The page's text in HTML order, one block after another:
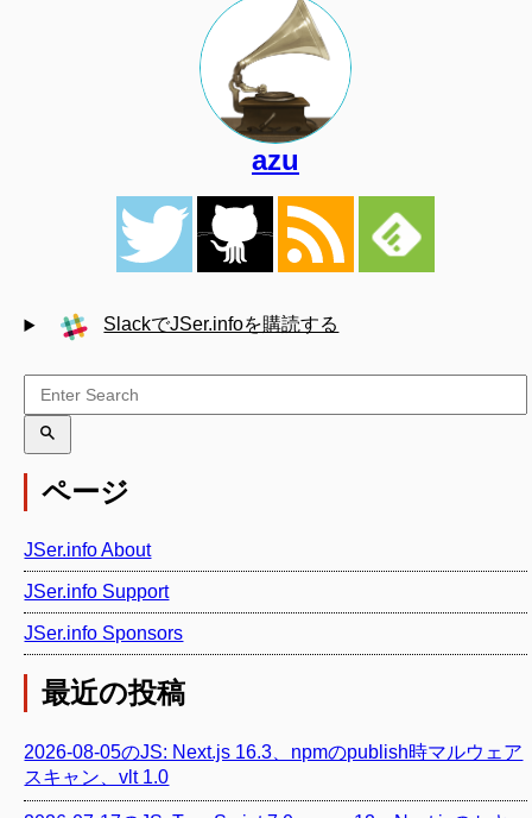
azu
SlackでJSer.infoを購読する
ページ
JSer.info About
JSer.info Support
JSer.info Sponsors
最近の投稿
2026-08-05のJS: Next.js 16.3、npmのpublish時マルウェア
スキャン、vlt 1.0